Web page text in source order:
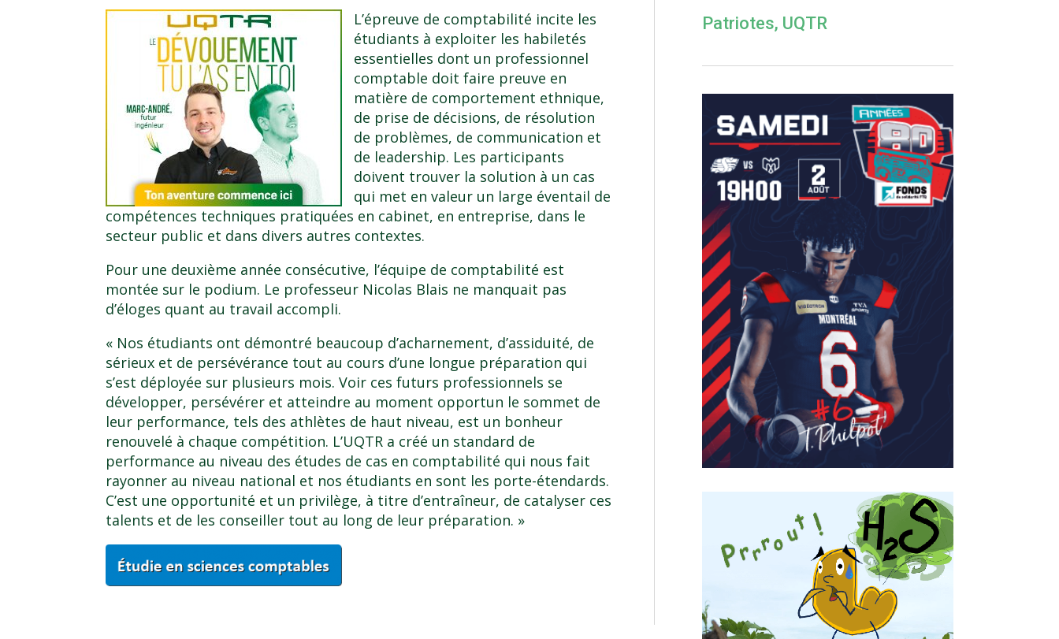
L’épreuve de comptabilité incite les
étudiants à exploiter les habiletés
essentielles dont un professionnel
comptable doit faire preuve en
matière de comportement ethnique,
de prise de décisions, de résolution
de problèmes, de communication et
de leadership. Les participants
doivent trouver la solution à un cas
qui met en valeur un large éventail de
compétences techniques pratiquées en cabinet, en entreprise, dans le
secteur public et dans divers autres contextes.
Pour une deuxième année consécutive, l’équipe de comptabilité est
montée sur le podium. Le professeur Nicolas Blais ne manquait pas
d’éloges quant au travail accompli.
« Nos étudiants ont démontré beaucoup d’acharnement, d’assiduité, de
sérieux et de persévérance tout au cours d’une longue préparation qui
s’est déployée sur plusieurs mois. Voir ces futurs professionnels se
développer, persévérer et atteindre au moment opportun le sommet de
leur performance, tels des athlètes de haut niveau, est un bonheur
renouvelé à chaque compétition. L’UQTR a créé un standard de
performance au niveau des études de cas en comptabilité qui nous fait
rayonner au niveau national et nos étudiants en sont les porte-étendards.
C’est une opportunité et un privilège, à titre d’entraîneur, de catalyser ces
talents et de les conseiller tout au long de leur préparation. »
Patriotes, UQTR